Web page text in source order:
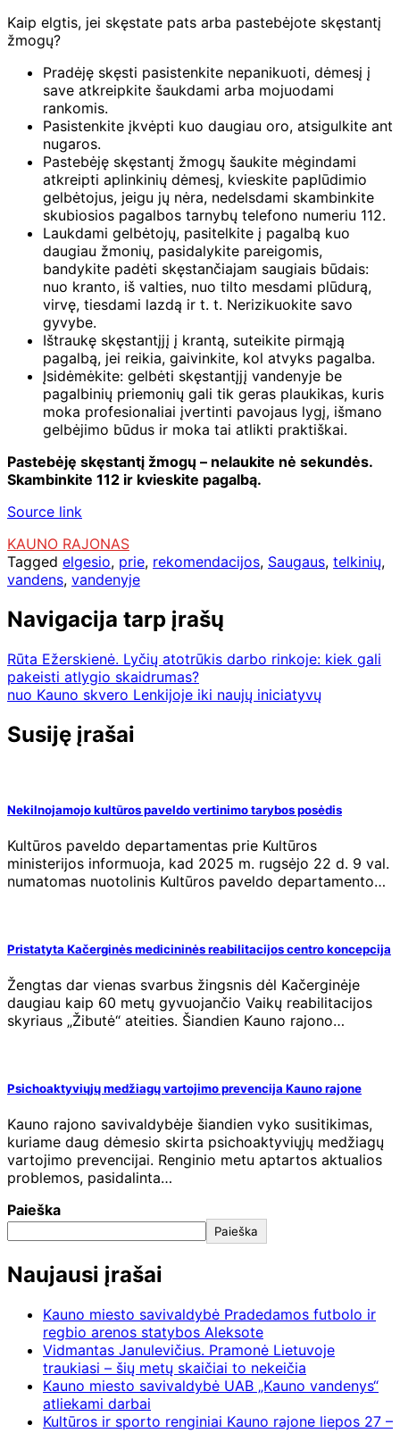
Kaip elgtis, jei skęstate pats arba pastebėjote skęstantį
žmogų?
Pradėję skęsti pasistenkite nepanikuoti, dėmesį į
save atkreipkite šaukdami arba mojuodami
rankomis.
Pasistenkite įkvėpti kuo daugiau oro, atsigulkite ant
nugaros.
Pastebėję skęstantį žmogų šaukite mėgindami
atkreipti aplinkinių dėmesį, kvieskite paplūdimio
gelbėtojus, jeigu jų nėra, nedelsdami skambinkite
skubiosios pagalbos tarnybų telefono numeriu 112.
Laukdami gelbėtojų, pasitelkite į pagalbą kuo
daugiau žmonių, pasidalykite pareigomis,
bandykite padėti skęstančiajam saugiais būdais:
nuo kranto, iš valties, nuo tilto mesdami plūdurą,
virvę, tiesdami lazdą ir t. t. Nerizikuokite savo
gyvybe.
Ištraukę skęstantįjį į krantą, suteikite pirmąją
pagalbą, jei reikia, gaivinkite, kol atvyks pagalba.
Įsidėmėkite: gelbėti skęstantįjį vandenyje be
pagalbinių priemonių gali tik geras plaukikas, kuris
moka profesionaliai įvertinti pavojaus lygį, išmano
gelbėjimo būdus ir moka tai atlikti praktiškai.
Pastebėję skęstantį žmogų – nelaukite nė sekundės.
Skambinkite 112 ir kvieskite pagalbą.
Source link
KAUNO RAJONAS
Tagged elgesio, prie, rekomendacijos, Saugaus, telkinių,
vandens, vandenyje
Navigacija tarp įrašų
Rūta Ežerskienė. Lyčių atotrūkis darbo rinkoje: kiek gali
pakeisti atlygio skaidrumas?
nuo Kauno skvero Lenkijoje iki naujų iniciatyvų
Susiję įrašai
Nekilnojamojo kultūros paveldo vertinimo tarybos posėdis
Kultūros paveldo departamentas prie Kultūros
ministerijos informuoja, kad 2025 m. rugsėjo 22 d. 9 val.
numatomas nuotolinis Kultūros paveldo departamento…
Pristatyta Kačerginės medicininės reabilitacijos centro koncepcija
Žengtas dar vienas svarbus žingsnis dėl Kačerginėje
daugiau kaip 60 metų gyvuojančio Vaikų reabilitacijos
skyriaus „Žibutė“ ateities. Šiandien Kauno rajono…
Psichoaktyviųjų medžiagų vartojimo prevencija Kauno rajone
Kauno rajono savivaldybėje šiandien vyko susitikimas,
kuriame daug dėmesio skirta psichoaktyviųjų medžiagų
vartojimo prevencijai. Renginio metu aptartos aktualios
problemos, pasidalinta…
Paieška
Paieška
Naujausi įrašai
Kauno miesto savivaldybė Pradedamos futbolo ir
regbio arenos statybos Aleksote
Vidmantas Janulevičius. Pramonė Lietuvoje
traukiasi – šių metų skaičiai to nekeičia
Kauno miesto savivaldybė UAB „Kauno vandenys“
atliekami darbai
Kultūros ir sporto renginiai Kauno rajone liepos 27 –